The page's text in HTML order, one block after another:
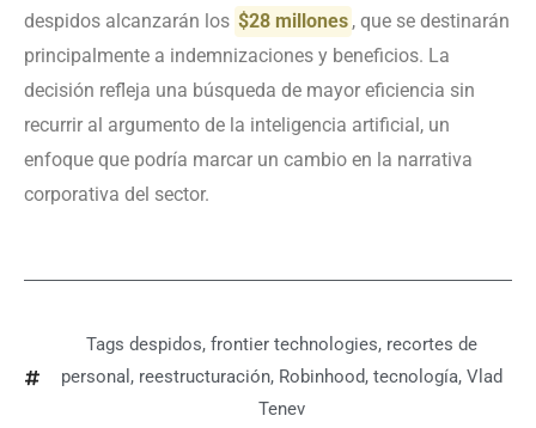
despidos alcanzarán los $28 millones , que se destinarán
principalmente a indemnizaciones y beneficios. La
decisión refleja una búsqueda de mayor eficiencia sin
recurrir al argumento de la inteligencia artificial, un
enfoque que podría marcar un cambio en la narrativa
corporativa del sector.
Tags despidos, frontier technologies, recortes de
personal , reestructuración, Robinhood, tecnología, Vlad
Tenev